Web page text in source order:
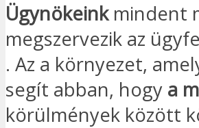
Ügynökeinkmindent
megszervezik az
. Az a környezet,
segít abban, hogy a
körülmények között